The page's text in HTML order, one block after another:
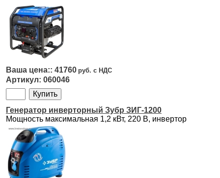
41760
060046
Генератор инверторный Зубр ЗИГ-1200
Мощность максимальная 1,2 кВт, 220 B, инвертор